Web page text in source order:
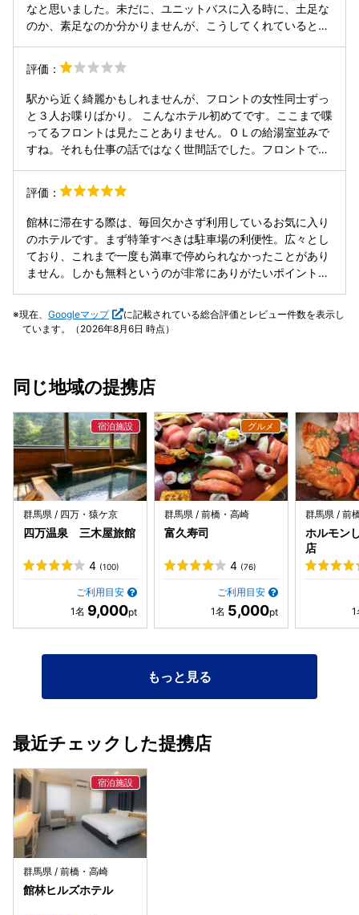
なと思いました。未だに、ユニットバスに入る時に、土足な
のか、素足なのか分かりませんが、こうしてくれているとち
も安くて、中身も結構量が入っていて良かったです。自動販
売機のビールも、かなりコスパが良かったです。フロントの
方も感じが良かったので、良いホテルだなと思いました。
評価：
駅から近く綺麗かもしれませんが、フロントの女性同士ずっ
と３人お喋りばかり。 こんなホテル初めてです。ここまで喋
ってるフロントは見たことありません。ＯＬの給湯室並みで
すね。それも仕事の話ではなく世間話でした。フロントで女
くても仕事中ですから、キチンとしているものと思っており
ました。 その時間も、時給やお給料が発生してますからね。
そんなに話ししたいなら、仕事終わってから話せばいいので
は？
評価：
館林に滞在する際は、毎回欠かさず利用しているお気に入り
のホテルです。まず特筆すべきは駐車場の利便性。広々とし
ており、これまで一度も満車で停められなかったことがあり
ません。しかも無料というのが非常にありがたいポイントで
光スポットなどを尋ねると、地図や説明を交えて丁寧に案内
してくれます。客室やホテル全体も、この価格帯としては驚
リーや新聞、各種アメニティも一階に揃っていて、長期滞在
サービスのバランスが素晴らしく、館林エリアでの定宿とし
てこれからも利用し続けたいと思えるホテルです。
現在、 Googleマップ
に記載されている総合評価とレビュー件数を表示し
ています。（2026年8月6日 時点）
同じ地域の提携店
群馬県 / 四万・猿ケ京
四万温泉 三木屋旅館
4 (100)
ご利用目安
9,000
群馬県 / 前橋・高崎
富久寿司
4 (76)
ご利用目安
5,000
群馬県 / 前
ホルモン
店
もっと見る
最近チェックした提携店
群馬県 / 前橋・高崎
館林ヒルズホテル